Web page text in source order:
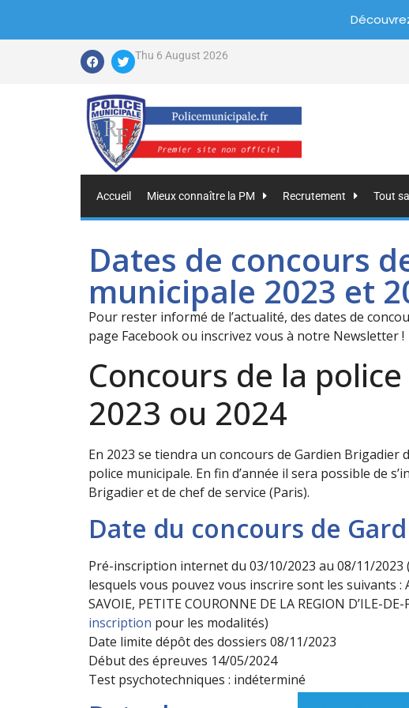
Thu 6 August 2026
Accueil Mieux connaître la PM Recrutement Tout
Dates de concours
municipale 2023 et
Pour rester informé de l’actualité, des dates de
page Facebook ou inscrivez vous à notre Newsletter !
Concours de la
2023 ou 2024
En 2023 se tiendra un concours de Gardien Brigadier
police municipale. En fin d’année il sera possible de
Brigadier et de chef de service (Paris).
Date du concours de
Pré-inscription internet du 03/10/2023 au 08/11/2023
lesquels vous pouvez vous inscrire sont les suivants :
SAVOIE, PETITE COURONNE DE LA REGION D’ILE-
inscription pour les modalités)
Date limite dépôt des dossiers 08/11/2023
Début des épreuves 14/05/2024
Test psychotechniques : indéterminé